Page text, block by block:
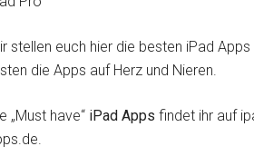
stellen euch hier die besten iPad Apps
die Apps auf Herz und Nieren.
„Must have“ iPad Apps findet ihr auf